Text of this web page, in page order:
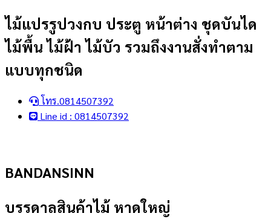
Skip
content
ไม้แปรรูปวงกบ ประตู หน้าต่าง ชุดบันได
ไม้พื้น ไม้ฝ้า ไม้บัว รวมถึงงานสั่งทำตาม
แบบทุกชนิด
โทร.0814507392
Line id : 0814507392
BANDANSINN
บรรดาลสินค้าไม้ หาดใหญ่